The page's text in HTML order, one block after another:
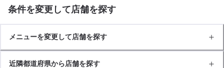
条件を変更して店舗を探す
メニューを変更して店舗を探す
近隣都道府県から店舗を探す